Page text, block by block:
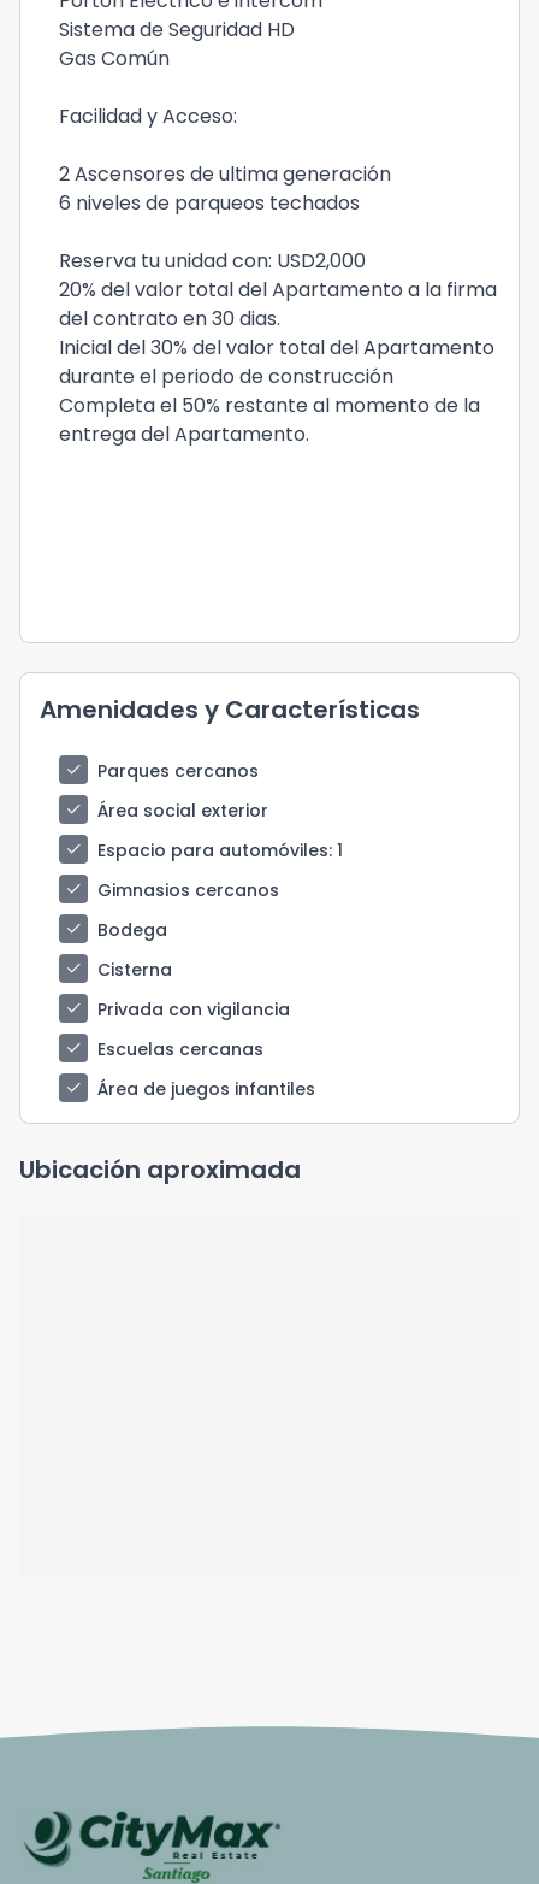
Sistema de Seguridad HD
Gas Común
Facilidad y Acceso:
2 Ascensores de ultima generación
6 niveles de parqueos techados
Reserva tu unidad con: USD2,000
20% del valor total del Apartamento a la firma
del contrato en 30 dias.
Inicial del 30% del valor total del Apartamento
durante el periodo de construcción
Completa el 50% restante al momento de la
entrega del Apartamento.
Amenidades y Características
check
Parques cercanos
check
Área social exterior
check
Espacio para automóviles: 1
check
Gimnasios cercanos
check
Bodega
check
Cisterna
check
Privada con vigilancia
check
Escuelas cercanas
check
Área de juegos infantiles
Ubicación aproximada